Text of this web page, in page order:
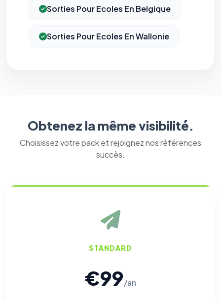
Sorties Pour Ecoles En Belgique
Sorties Pour Ecoles En Wallonie
Obtenez la même visibilité.
Choisissez votre pack et rejoignez nos références
succès.
STANDARD
€99/an